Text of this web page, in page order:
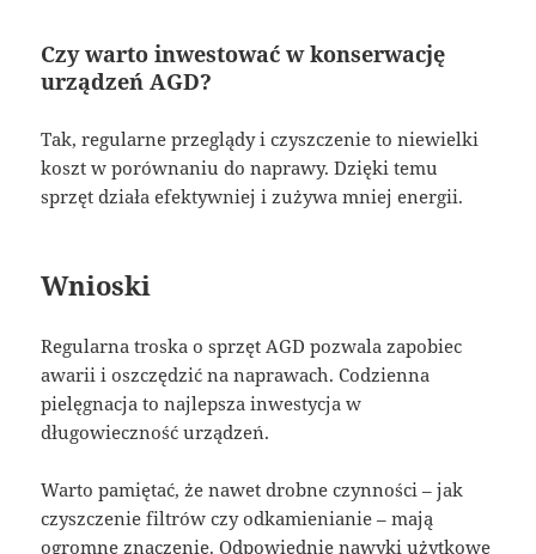
Czy warto inwestować w konserwację
urządzeń AGD?
Tak, regularne przeglądy i czyszczenie to niewielki
koszt w porównaniu do naprawy. Dzięki temu
sprzęt działa efektywniej i zużywa mniej energii.
Wnioski
Regularna troska o sprzęt AGD pozwala zapobiec
awarii i oszczędzić na naprawach. Codzienna
pielęgnacja to najlepsza inwestycja w
długowieczność urządzeń.
Warto pamiętać, że nawet drobne czynności – jak
czyszczenie filtrów czy odkamienianie – mają
ogromne znaczenie. Odpowiednie nawyki użytkowe